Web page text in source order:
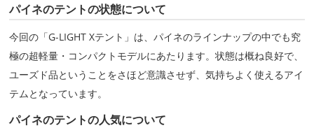
パイネのテントの状態について
今回の「G-LIGHT Xテント」は、パイネのラインナップの中でも究
極の超軽量・コンパクトモデルにあたります。状態は概ね良好で、
ユーズド品ということをさほど意識させず、気持ちよく使えるアイ
テムとなっています。
パイネのテントの人気について